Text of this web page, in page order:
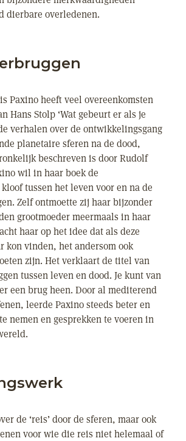
dierbare overledenen.
Paxino heeft veel overeenkomsten
Hans Stolp ‘Wat gebeurt er als je
verhalen over de ontwikkelingsgang
planetaire sferen na de dood,
beschreven is door Rudolf
wil in haar boek de
tussen het leven voor en na de
Zelf ontmoette zij haar bijzonder
grootmoeder meermaals in haar
haar op het idee dat als deze
kon vinden, het andersom ook
zijn. Het verklaart de titel van
tussen leven en dood. Je kunt van
een brug heen. Door al mediterend
leerde Paxino steeds beter en
nemen en gesprekken te voeren in
de ‘reis’ door de sferen, maar ook
voor wie die reis niet helemaal of